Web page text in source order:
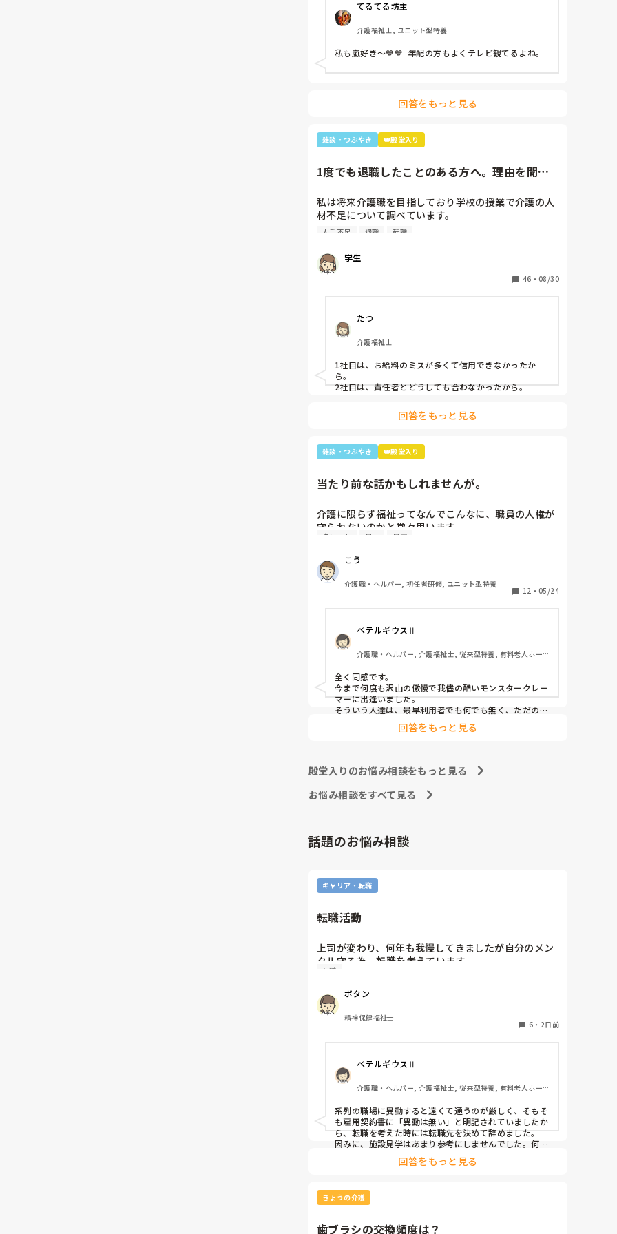
方分からなかった)あなたジャニーズが好きなのね😊」
と。
大好きと伝えると「私もよ、あなた嵐は好き？」と聞
かれ、1番好きと伝えると利用者さんが嵐のメンバー3
人の名前を言っていき「後2人…。どないしよ、あと2
人名前がでてけぇへんわ😩」と言うと近くの利用者さ
そこから、リフト浴で介助を行っていた利用者さんが
「SMAPは今はどんな事してるの？」とあり、事務所
った事等伝えると残念そうにしてましたが「けど、皆
元気なんやろ？なら言いやん😊」と(笑)
そこから利用者さんは「キムタクは工藤静香と結婚し
たんやったけ？子どもは？」と。
で、入浴介助でなければマシンガントークに成程(笑)
近くにいた職員がその利用者さんに「この子にその話
したら永遠に話すからあかんよ(笑)」と言われるほど
年齢や認知症の事を考えても、嵐のメンバー3人とキ
ムタクが誰と結婚したのか覚えていた事に驚きながら
てるてる坊主
介護福祉士, ユニット型特養
私も嵐好き～💙💙  年配の方もよくテレビ観てるよね。
回答をもっと見る
雑談・つぶやき 👑殿堂入り
1度でも退職したことのある方へ。理由を聞か
私は将来介護職を目指しており学校の授業で介護の人
材不足について調べています。
そこで介護の仕事をやめた理由についてアンケートを
関係など)
多くの回答が必要なので本人ではなく知人の方がやめ
た理由などでも教えていただけると助かります。
ご協力お願いします🙇🏻‍♀️
人手不足 退職 転職
学生
46 ・ 08/30
たつ
介護福祉士
1社目は、お給料のミスが多くて信用できなかったか
ら。
2社目は、責任者とどうしても合わなかったから。
回答をもっと見る
雑談・つぶやき 👑殿堂入り
当たり前な話かもしれませんが。
介護に限らず福祉ってなんでこんなに、職員の人権が
守られないのかと常々思います。
過ぎている感じは否めません。
特に、利用者からの暴力・暴言、家族からのクレーム
をいつまでも我慢するのは心情としておかしいのでは
と思います。(今どき、お客様は神様というのは…)
介護職員というより福祉人として間違っている考えだ
とは思いますが、割りきって仕事をしていく必要があ
るのでしょうかね。
心身をやられたりしたら、介護職員をやりたくなくな
ると思うんですよね。
クレーム 暴力 暴言
こう
介護職・ヘルパー, 初任者研修, ユニット型特養
12 ・ 05/24
ベテルギウスⅡ
介護職・ヘルパー, 介護福祉士, 従来型特養, 有料老人ホー
修, 実務者研修, ユニット型特養
全く同感です。
今まで何度も沢山の傲慢で我儘の酷いモンスタークレー
マーに出逢いました。
そういう人達は、最早利用者でも何でも無く、ただのキ
無理難題を言って来るこの人達には、毅然とした態度や
上司が味方、力になってくれないと現場の職員の不平不
満は高まり、精神がやられた結果辞めて行きます。
他の自治体や他職種にも拡大して、介護職に取っても働
回答をもっと見る
殿堂入りのお悩み相談をもっと見る
お悩み相談をすべて見る
話題のお悩み相談
キャリア・転職
転職活動
上司が変わり、何年も我慢してきましたが自分のメン
タル守る為、転職を考えています。
納得できる仕事に出会うまでの間
②系列の他職場に移動する
皆さんならどうしますか？
また、就活中、積極的に施設見学等をしましたか？
転職
ボタン
精神保健福祉士
6 ・ 2日前
ベテルギウスⅡ
介護職・ヘルパー, 介護福祉士, 従来型特養, 有料老人ホー
修, 実務者研修, ユニット型特養
系列の職場に異動すると遠くて通うのが厳しく、そもそ
も雇用契約書に「異動は無い」と明記されていましたか
ら、転職を考えた時には転職先を決めて辞めました。
因みに、施設見学はあまり参考にしませんでした。何故
なら、短時間でほんの一部分しか見させてくれないので
良し悪しは判断出来ないからです。職場の人間関係は働
回答をもっと見る
きょうの介護
歯ブラシの交換頻度は？